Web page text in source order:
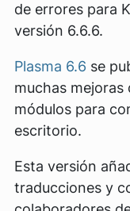
de errores para
versión 6.6.6.
Plasma 6.6 se
muchas
módulos para
escritorio.
Esta versión
traducciones y